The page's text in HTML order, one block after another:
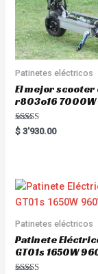
Patinetes eléctricos
El mejor
r803o16 7000W
Rated
5.00
$ 3'930.00
Patinetes eléctricos
Patinete
GT01s 1650W